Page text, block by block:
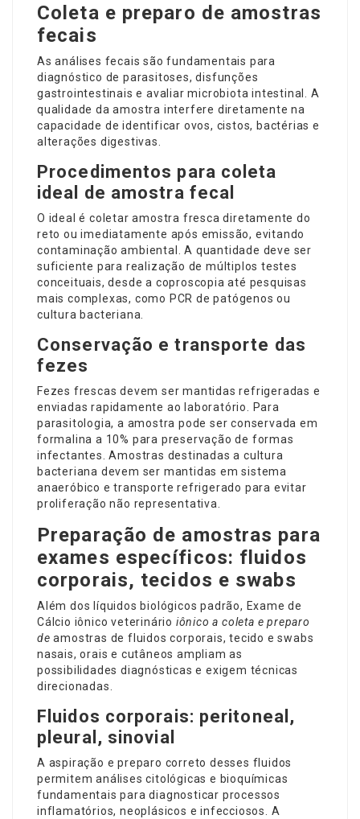
Coleta e preparo de amostras
fecais
As análises fecais são fundamentais para
diagnóstico de parasitoses, disfunções
gastrointestinais e avaliar microbiota intestinal. A
qualidade da amostra interfere diretamente na
capacidade de identificar ovos, cistos, bactérias e
alterações digestivas.
Procedimentos para coleta
ideal de amostra fecal
O ideal é coletar amostra fresca diretamente do
reto ou imediatamente após emissão, evitando
contaminação ambiental. A quantidade deve ser
suficiente para realização de múltiplos testes
conceituais, desde a coproscopia até pesquisas
mais complexas, como PCR de patógenos ou
cultura bacteriana.
Conservação e transporte das
fezes
Fezes frescas devem ser mantidas refrigeradas e
enviadas rapidamente ao laboratório. Para
parasitologia, a amostra pode ser conservada em
formalina a 10% para preservação de formas
infectantes. Amostras destinadas a cultura
bacteriana devem ser mantidas em sistema
anaeróbico e transporte refrigerado para evitar
proliferação não representativa.
Preparação de amostras para
exames específicos: fluidos
corporais, tecidos e swabs
Além dos líquidos biológicos padrão, Exame de
Cálcio iônico veterinário iônico a coleta e preparo
de amostras de fluidos corporais, tecido e swabs
nasais, orais e cutâneos ampliam as
possibilidades diagnósticas e exigem técnicas
direcionadas.
Fluidos corporais: peritoneal,
pleural, sinovial
A aspiração e preparo correto desses fluidos
permitem análises citológicas e bioquímicas
fundamentais para diagnosticar processos
inflamatórios, neoplásicos e infecciosos. A